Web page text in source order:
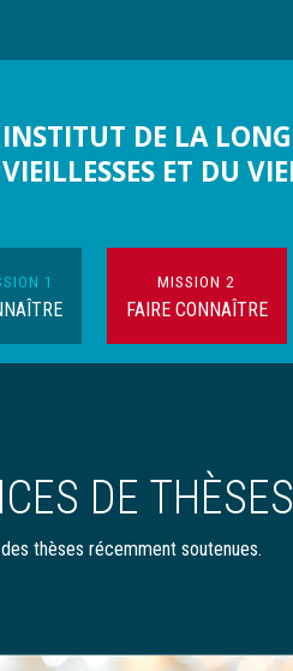
INSTITUT DE LA
VIEILLESSES ET DU
1 MISSION 2
FAIRE CONNAÎTRE
DE THÈSES
thèses récemment soutenues.